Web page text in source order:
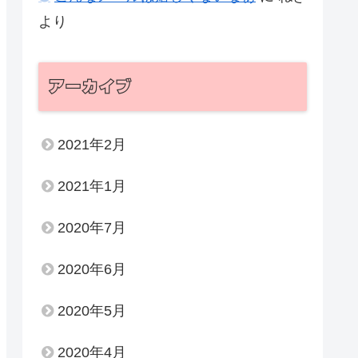
より
アーカイブ
2021年2月
2021年1月
2020年7月
2020年6月
2020年5月
2020年4月